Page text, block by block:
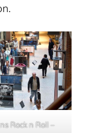
Rock n Roll –